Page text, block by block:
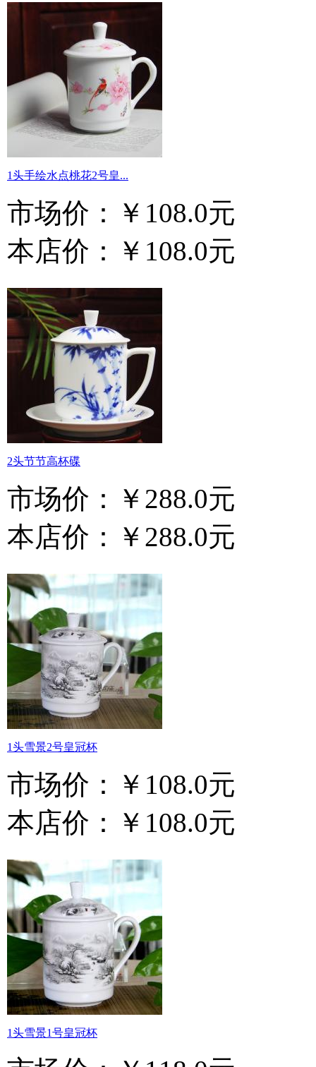
1头手绘水点桃花2号皇...
市场价：
￥108.0元
本店价：
￥108.0元
2头节节高杯碟
市场价：
￥288.0元
本店价：
￥288.0元
1头雪景2号皇冠杯
市场价：
￥108.0元
本店价：
￥108.0元
1头雪景1号皇冠杯